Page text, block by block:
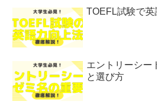
TOEFL試験で
エントリーシー
と選び方